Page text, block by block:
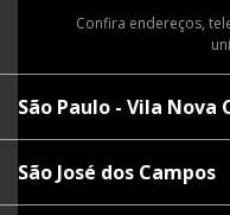
Confira endereços,
São Paulo - Vila Nova
São José dos Campos